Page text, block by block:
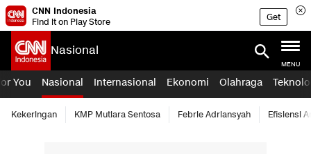
CNN Indonesia
Find it on Play Store
Get
Nasional
MENU
You Nasional Internasional Ekonomi Olahraga
Kekeringan KMP Mutiara Sentosa Febrie Adriansyah Efisiensi